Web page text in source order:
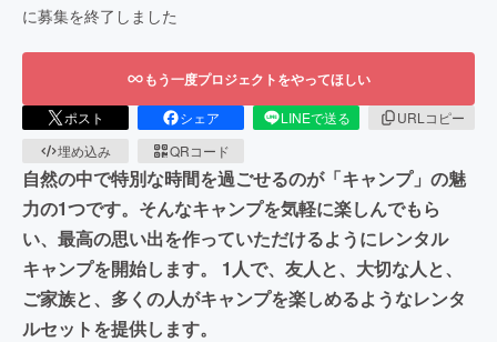
に募集を終了しました
もう一度プロジェクトをやってほしい
ポスト シェア LINEで送る
URLコピー
埋め込み
QRコード
自然の中で特別な時間を過ごせるのが「キャンプ」の魅
力の1つです。そんなキャンプを気軽に楽しんでもら
い、最高の思い出を作っていただけるようにレンタル
キャンプを開始します。 1人で、友人と、大切な人と、
ご家族と、多くの人がキャンプを楽しめるようなレンタ
ルセットを提供します。